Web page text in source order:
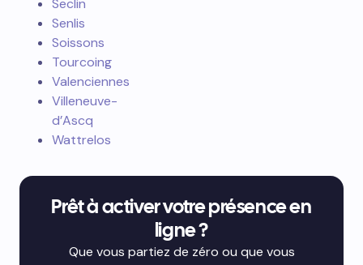
Maxence
Roubaix
Roye
Saint-Omer
Saint-
Quentin
Seclin
Senlis
Valenciennes
d’Ascq